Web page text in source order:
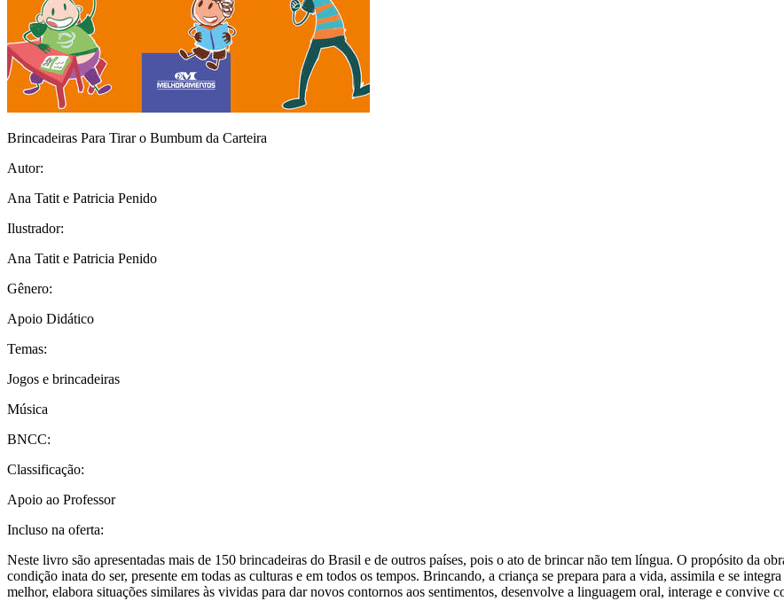
Brincadeiras Para Tirar o Bumbum da Carteira
Autor:
Ana Tatit e Patricia Penido
Ilustrador:
Ana Tatit e Patricia Penido
Gênero:
Apoio Didático
Temas:
Jogos e brincadeiras
Música
BNCC:
Classificação:
Apoio ao Professor
Incluso na oferta:
Neste livro são apresentadas mais de 150 brincadeiras do Brasil e de outros países, pois o ato de brincar não tem língua. O propósito da
condição inata do ser, presente em todas as culturas e em todos os tempos. Brincando, a criança se prepara para a vida, assimila e se
melhor, elabora situações similares às vividas para dar novos contornos aos sentimentos, desenvolve a linguagem oral, interage e convive